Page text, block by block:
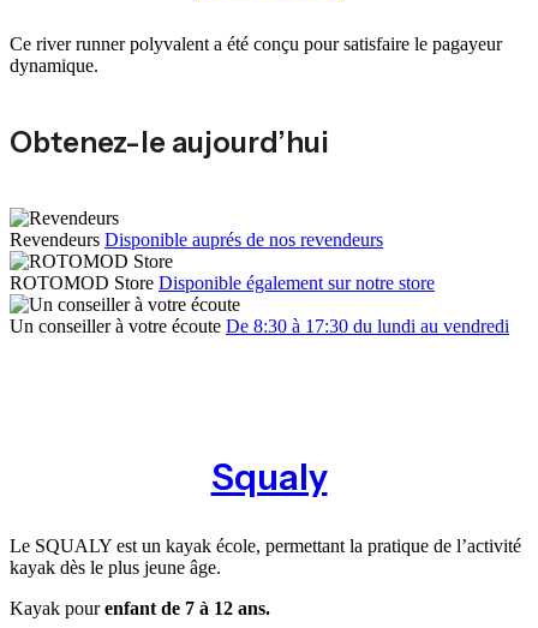
Ce river runner polyvalent a été conçu pour satisfaire le pagayeur
dynamique.
Obtenez-le aujourd’hui
Revendeurs Disponible auprés de nos revendeurs
ROTOMOD Store Disponible également sur notre store
Un conseiller à votre écoute De 8:30 à 17:30 du lundi au vendredi
Squaly
Le SQUALY est un kayak école, permettant la pratique de l’activité
kayak dès le plus jeune âge.
Kayak pourenfant de 7 à 12 ans.